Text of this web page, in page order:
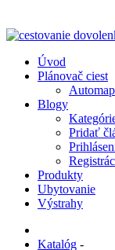
Úvod
Plánovač ciest
Blogy
Pridať
Produkty
Ubytovanie
Výstrahy
Katalóg -